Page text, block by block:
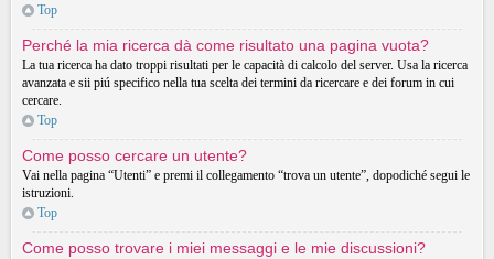
Top
Perché la mia ricerca dà come risultato una pagina vuota?
La tua ricerca ha dato troppi risultati per le capacità di calcolo del server. Usa la ricerca
avanzata e sii piú specifico nella tua scelta dei termini da ricercare e dei forum in cui
cercare.
Top
Come posso cercare un utente?
Vai nella pagina “Utenti” e premi il collegamento “trova un utente”, dopodiché segui le
istruzioni.
Top
Come posso trovare i miei messaggi e le mie discussioni?